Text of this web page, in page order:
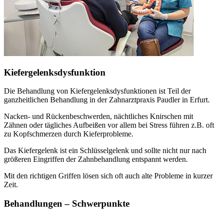
Kiefergelenksdysfunktion
Die Behandlung von Kiefergelenksdysfunktionen ist Teil der
ganzheitlichen Behandlung in der Zahnarztpraxis Paudler in Erfurt.
Nacken- und Rückenbeschwerden, nächtliches Knirschen mit
Zähnen oder tägliches Aufbeißen vor allem bei Stress führen z.B. oft
zu Kopfschmerzen durch Kieferprobleme.
Das Kiefergelenk ist ein Schlüsselgelenk und sollte nicht nur nach
größeren Eingriffen der Zahnbehandlung entspannt werden.
Mit den richtigen Griffen lösen sich oft auch alte Probleme in kurzer
Zeit.
Behandlungen – Schwerpunkte